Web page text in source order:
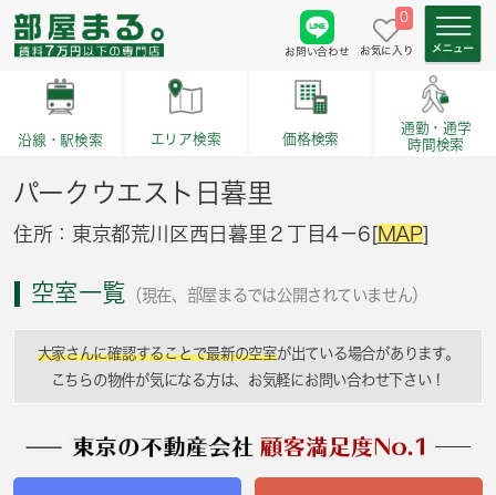
お問い合わせ
0
お気に入り
沿線・駅検索 エリア検索 価格検索
通勤・通学
時間検索
パークウエスト日暮里
住所：東京都荒川区西日暮里２丁目4－6[MAP]
空室一覧 （現在、部屋まるでは公開されていません）
大家さんに確認することで最新の空室が出ている場合があります。
こちらの物件が気になる方は、お気軽にお問い合わせ下さい！